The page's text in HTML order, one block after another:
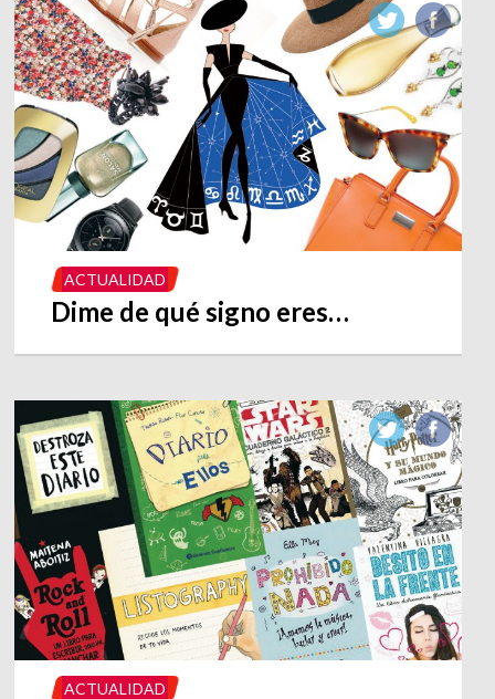
ACTUALIDAD
Dime de qué signo eres…
ACTUALIDAD